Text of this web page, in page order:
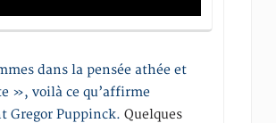
dans la pensée athée et
», voilà ce qu’affirme
Gregor Puppinck. Quelques